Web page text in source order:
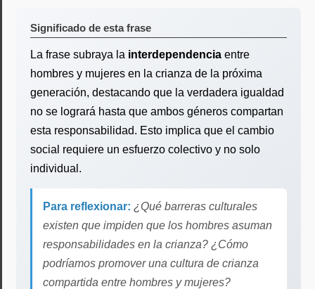
Significado de esta frase
La frase subraya la interdependencia entre
hombres y mujeres en la crianza de la próxima
generación, destacando que la verdadera igualdad
no se logrará hasta que ambos géneros compartan
esta responsabilidad. Esto implica que el cambio
social requiere un esfuerzo colectivo y no solo
individual.
Para reflexionar: ¿Qué barreras culturales
existen que impiden que los hombres asuman
responsabilidades en la crianza? ¿Cómo
podríamos promover una cultura de crianza
compartida entre hombres y mujeres?